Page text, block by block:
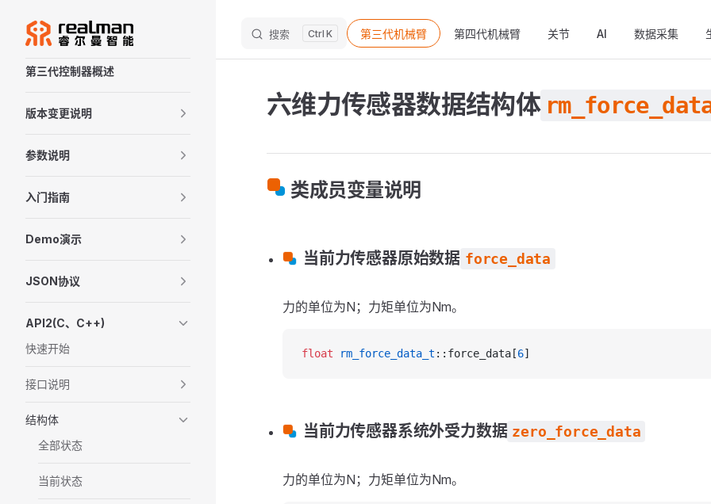
Skip to content
搜索 K
Main Navigation
第三代机械臂 第四代机械臂 关节 AI 数据采集
第三代控制器概述
版本变更说明
参数说明
入门指南
Demo演示
JSON协议
API2(C、C++)
快速开始
接口说明
结构体
全部状态
当前状态
六维力传感器数据结构体
类成员变量说明
当前力传感器原始数据 force_data
力的单位为N；力矩单位为Nm。
float rm_force_data_t ::force_data[6]
当前力传感器系统外受力数据 zero_force_data
力的单位为N；力矩单位为Nm。